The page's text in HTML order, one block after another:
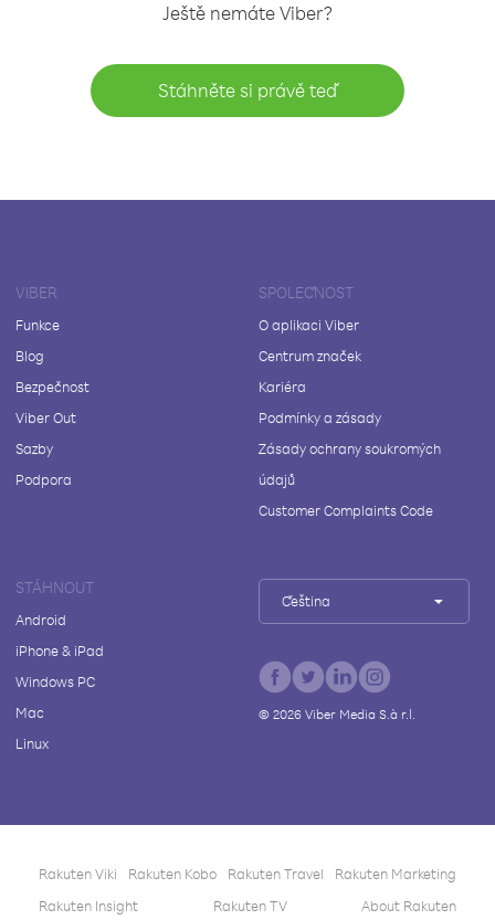
Ještě nemáte Viber?
Stáhněte si právě teď
VIBER
Funkce
Blog
Bezpečnost
Viber Out
Sazby
Podpora
SPOLEČNOST
O aplikaci Viber
Centrum značek
Kariéra
Podmínky a zásady
Zásady ochrany soukromých
údajů
Customer Complaints Code
STÁHNOUT
Android
iPhone & iPad
Windows PC
Mac
Linux
Čeština
© 2026Viber Media S.à r.l.
Rakuten Viki Rakuten Kobo Rakuten Travel
Rakuten Marketing
Rakuten Insight
Rakuten TV About Rakuten